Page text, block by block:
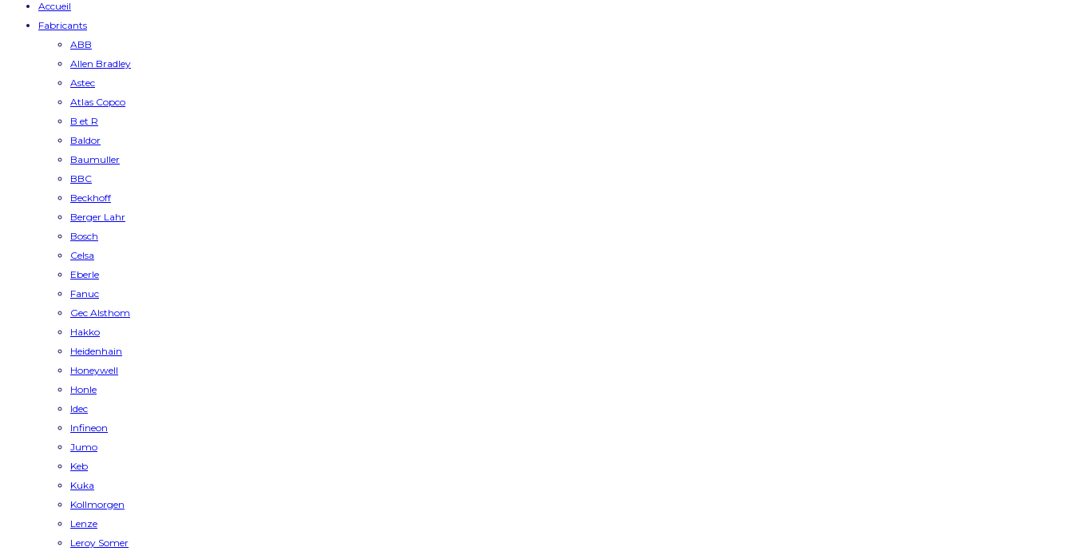
Accueil
Fabricants
ABB
Allen Bradley
Astec
Atlas Copco
B et R
Baldor
Baumuller
BBC
Beckhoff
Berger Lahr
Bosch
Celsa
Eberle
Fanuc
Gec Alsthom
Hakko
Heidenhain
Honeywell
Honle
Idec
Infineon
Jumo
Keb
Kuka
Kollmorgen
Lenze
Leroy Somer